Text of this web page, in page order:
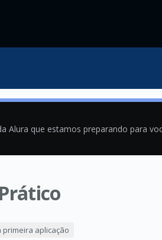
Alura que estamos preparando para
primeira aplicação